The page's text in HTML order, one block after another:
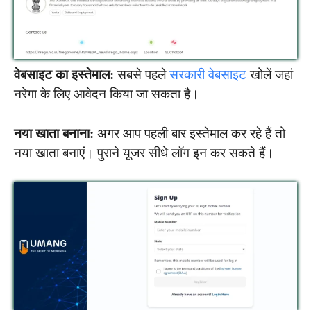
वेबसाइट का इस्तेमाल: सबसे पहलेसरकारी वेबसाइटखोलें जहां
नरेगा के लिए आवेदन किया जा सकता है।
नया खाता बनाना: अगर आप पहली बार इस्तेमाल कर रहे हैं तो
नया खाता बनाएं। पुराने यूजर सीधे लॉग इन कर सकते हैं।